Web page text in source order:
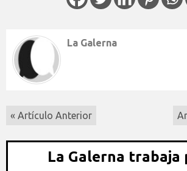
La Galerna
« Artículo Anterior
La Galerna trabaja